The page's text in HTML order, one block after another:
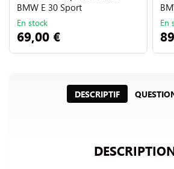
BMW E 30 Sport
En stock
69,00 €
En
DESCRIPTIF